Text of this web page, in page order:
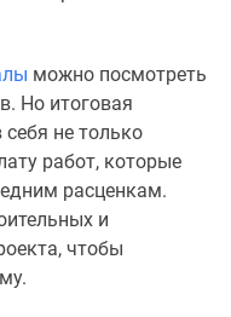
можно посмотреть
Но итоговая
не только
работ, которые
расценкам.
и
чтобы